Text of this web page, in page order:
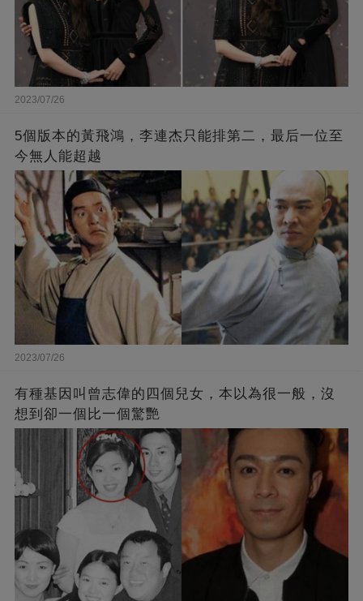
2023/07/26
5個版本的黃飛鴻，李連杰只能排第二，最后一位至
今無人能超越
2023/07/26
有種基因叫曾志偉的四個兒女，本以為很一般，沒
想到卻一個比一個驚艷